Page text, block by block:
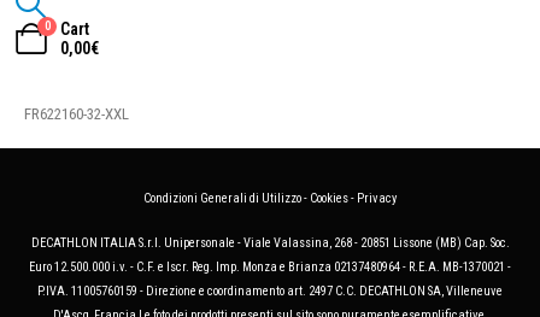
0
Cart
0,00€
FR622160-32-XXL
Condizioni Generali di Utilizzo- Cookies- Privacy
DECATHLON ITALIA S.r.l. Unipersonale - Viale Valassina, 268 - 20851 Lissone (MB) Cap. Soc.
Euro 12.500.000 i.v. - C.F. e Iscr. Reg. Imp. Monza e Brianza 02137480964 - R.E.A. MB-1370021 -
P.IVA. 11005760159 - Direzione e coordinamento art. 2497 C.C. DECATHLON SA, Villeneuve